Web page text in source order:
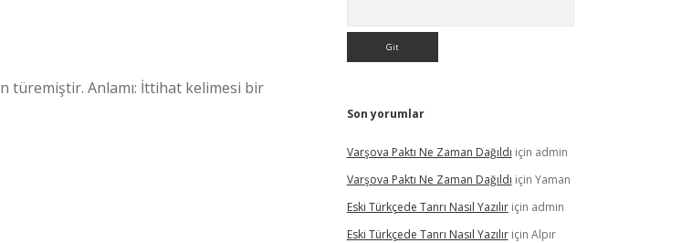
Son yorumlar
Varşova Paktı Ne Zaman Dağıldı için admin
Varşova Paktı Ne Zaman Dağıldı için Yaman
Eski Türkçede Tanrı Nasıl Yazılıriçin admin
Eski Türkçede Tanrı Nasıl Yazılıriçin Alpır